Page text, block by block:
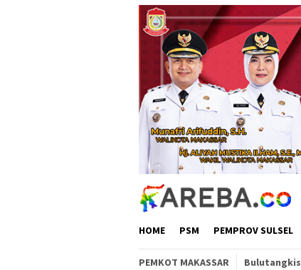
HOME PSM PEMPROV SULSEL
PEMKOT MAKASSAR Bulutangkis